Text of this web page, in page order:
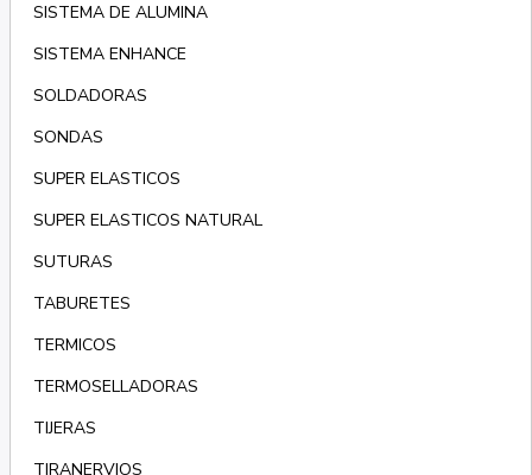
SISTEMA DE ALUMINA
SISTEMA ENHANCE
SOLDADORAS
SONDAS
SUPER ELASTICOS
SUPER ELASTICOS NATURAL
SUTURAS
TABURETES
TERMICOS
TERMOSELLADORAS
TIJERAS
TIRANERVIOS